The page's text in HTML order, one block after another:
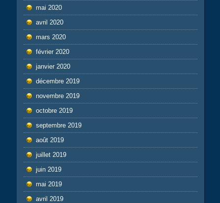
mai 2020
avril 2020
mars 2020
février 2020
janvier 2020
décembre 2019
novembre 2019
octobre 2019
septembre 2019
août 2019
juillet 2019
juin 2019
mai 2019
avril 2019